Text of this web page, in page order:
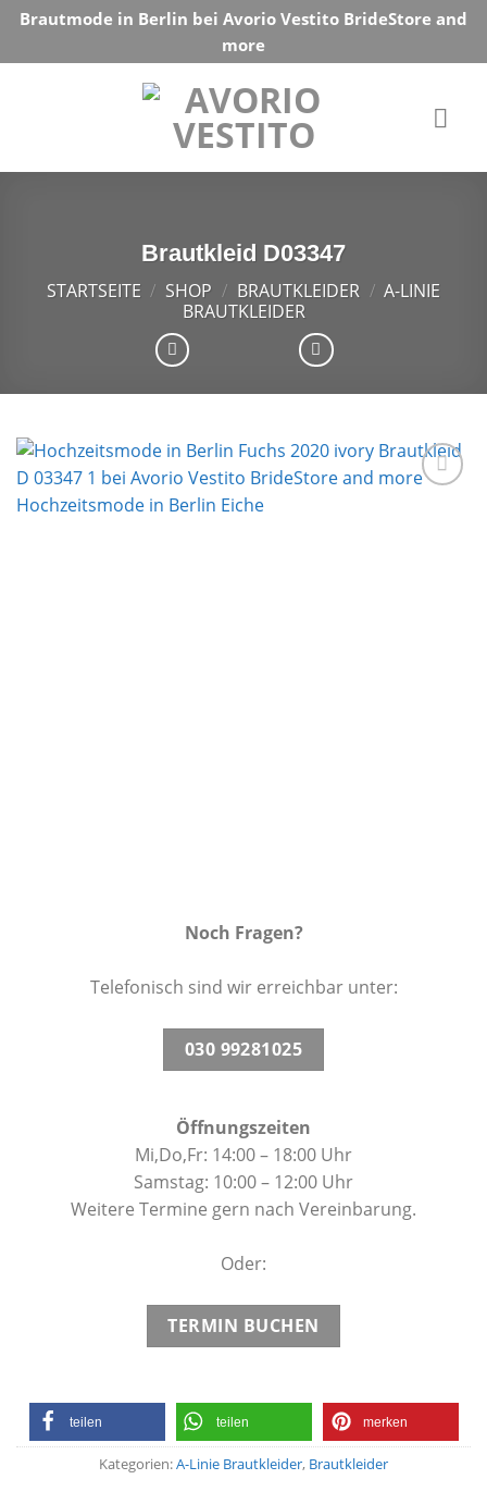
Skip
content
Brautmode in Berlin bei Avorio Vestito BrideStore and
more
Brautkleid D03347
STARTSEITE / SHOP / BRAUTKLEIDER / A-LINIE
BRAUTKLEIDER
Noch Fragen?
Telefonisch sind wir erreichbar unter:
030 99281025
Öffnungszeiten
Mi,Do,Fr: 14:00 – 18:00 Uhr
Samstag: 10:00 – 12:00 Uhr
Weitere Termine gern nach Vereinbarung.
Oder:
TERMIN BUCHEN
teilen teilen merken
Kategorien:A-Linie Brautkleider, Brautkleider